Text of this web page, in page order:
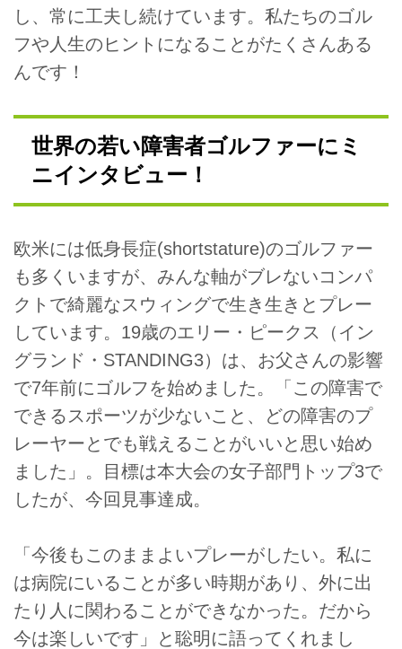
し、常に工夫し続けています。私たちのゴル
フや人生のヒントになることがたくさんある
んです！
世界の若い障害者ゴルファーにミ
ニインタビュー！
欧米には低身長症(shortstature)のゴルファー
も多くいますが、みんな軸がブレないコンパ
クトで綺麗なスウィングで生き生きとプレー
しています。19歳のエリー・ピークス（イン
グランド・STANDING3）は、お父さんの影響
で7年前にゴルフを始めました。「この障害で
できるスポーツが少ないこと、どの障害のプ
レーヤーとでも戦えることがいいと思い始め
ました」。目標は本大会の女子部門トップ3で
したが、今回見事達成。
「今後もこのままよいプレーがしたい。私に
は病院にいることが多い時期があり、外に出
たり人に関わることができなかった。だから
今は楽しいです」と聡明に語ってくれまし